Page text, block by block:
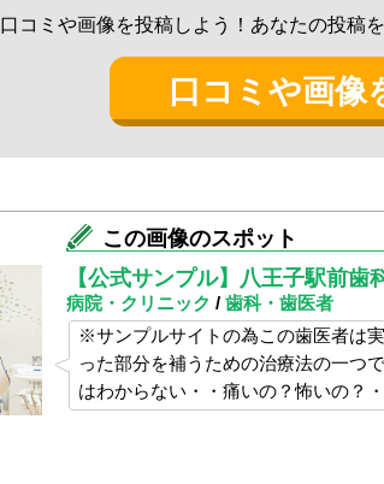
口コミや画像を投稿しよう！あなたの投稿
口コミや画像
この画像のスポット
【公式サンプル】八王子駅前歯
病院・クリニック / 歯科・歯医者
※サンプルサイトの為この歯医者は
った部分を補うための治療法の一つ
はわからない・・痛いの？怖いの？